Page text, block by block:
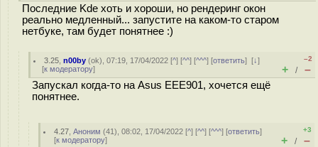
Последние Kde хоть и хороши, но рендеринг окон
реально медленный... запустите на каком-то старом
нетбуке, там будет понятнее :)
3.25 ,n00by (ok), 07:19, 17/04/2022 [^] [^^] [^^^] [ответить][↓]
[к модератору]
–2
+ / –
Запускал когда-то на Asus EEE901, хочется ещё
понятнее.
4.27 ,Аноним (41), 08:02, 17/04/2022 [^] [^^] [^^^] [ответить]
[к модератору]
+3
+ / –